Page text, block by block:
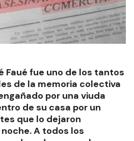
Faué fue uno de los tantos
de la memoria colectiva
por una viuda
de su casa por un
que lo dejaron
A todos los